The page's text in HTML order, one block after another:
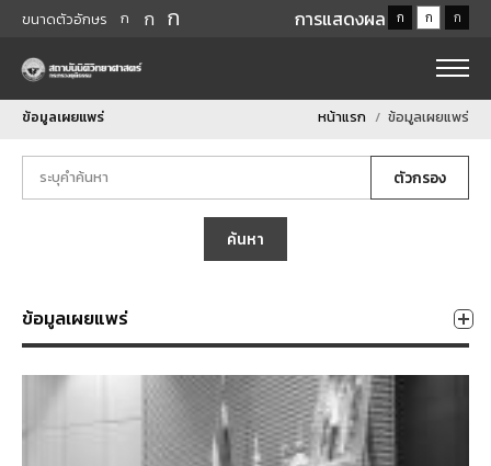
ขนาดตัวอักษร ก ก ก การแสดงผล ก ก ก
ข้อมูลเผยแพร่ หน้าแรก ข้อมูลเผยแพร่
ตัวกรอง
ค้นหา
ข้อมูลเผยแพร่